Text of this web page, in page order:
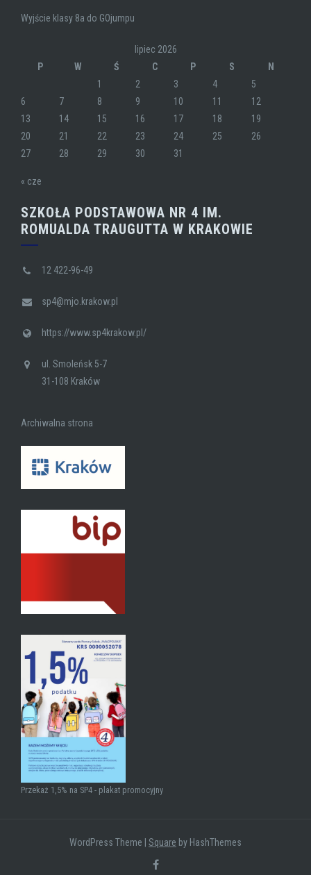
Wyjście klasy 8a do GOjumpu
lipiec 2026
P
W Ś C P S
N
1
2 3 4
5
6
7 8 9 10 11
12
13
14 15 16 17 18
19
20
21 22 23 24 25
26
27
28 29 30 31
« cze
SZKOŁA PODSTAWOWA NR 4 IM.
ROMUALDA TRAUGUTTA W KRAKOWIE
12 422-96-49
sp4@mjo.krakow.pl
https://www.sp4krakow.pl/
ul. Smoleńsk 5-7
31-108 Kraków
Archiwalna strona
Przekaż 1,5% na SP4 - plakat promocyjny
WordPress Theme Square by HashThemes